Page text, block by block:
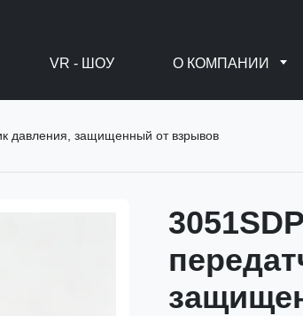
VR - ШОУ О КОМПАНИИ
давления, защищенный от взрывов